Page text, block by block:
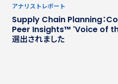
アナリストレポート
Supply Chain Planning：
Peer Insights™️ 'Voice of
選出されました